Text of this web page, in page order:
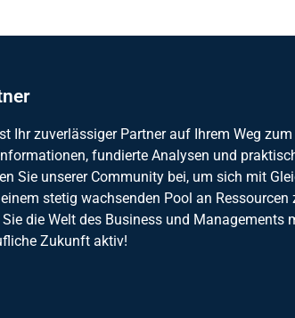
Ihr zuverlässiger Partner auf Ihrem Weg
fundierte Analysen und
Sie unserer Community bei, um sich mit
stetig wachsenden Pool an Ressourcen
die Welt des Business und Managements
Zukunft aktiv!